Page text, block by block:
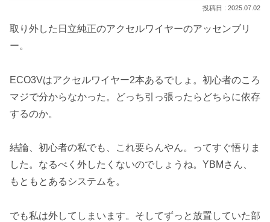
2025.07.02
取り外した日立純正のアクセルワイヤーのアッセンブリ
ー。
ECO3Vはアクセルワイヤー2本あるでしょ。初心者のころ
マジで分からなかった。どっち引っ張ったらどちらに依存
するのか。
結論、初心者の私でも、これ要らんやん。ってすぐ悟りま
した。なるべく外したくないのでしょうね。YBMさん、
もともとあるシステムを。
でも私は外してしまいます。そしてずっと放置していた部